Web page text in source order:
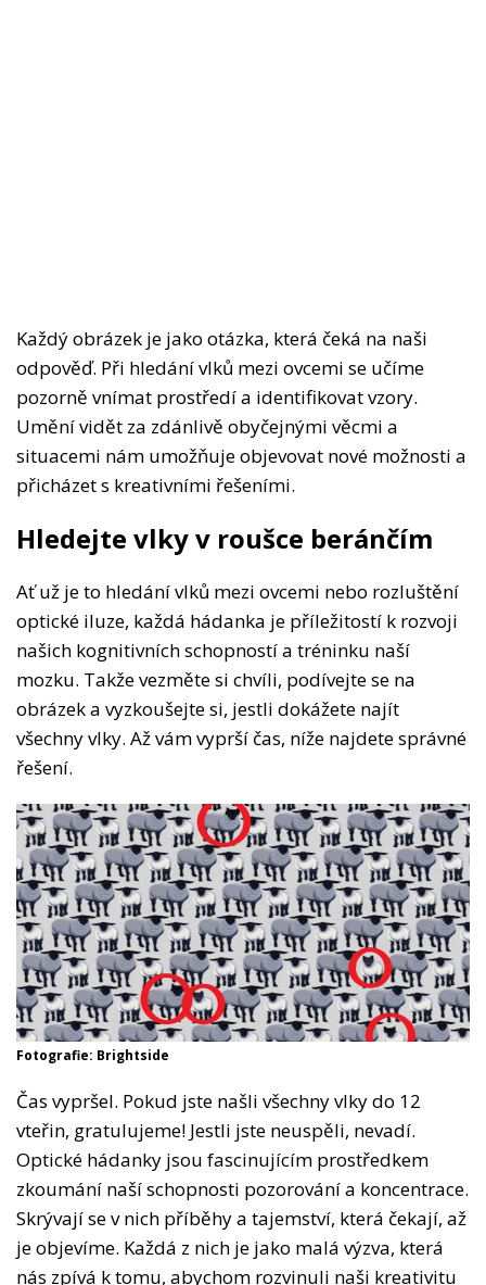
Každý obrázek je jako otázka, která čeká na naši
odpověď. Při hledání vlků mezi ovcemi se učíme
pozorně vnímat prostředí a identifikovat vzory.
Umění vidět za zdánlivě obyčejnými věcmi a
situacemi nám umožňuje objevovat nové možnosti a
přicházet s kreativními řešeními.
Hledejte vlky v roušce beránčím
Ať už je to hledání vlků mezi ovcemi nebo rozluštění
optické iluze, každá hádanka je příležitostí k rozvoji
našich kognitivních schopností a tréninku naší
mozku. Takže vezměte si chvíli, podívejte se na
obrázek a vyzkoušejte si, jestli dokážete najít
všechny vlky. Až vám vyprší čas, níže najdete správné
řešení.
Fotografie: Brightside
Čas vypršel. Pokud jste našli všechny vlky do 12
vteřin, gratulujeme! Jestli jste neuspěli, nevadí.
Optické hádanky jsou fascinujícím prostředkem
zkoumání naší schopnosti pozorování a koncentrace.
Skrývají se v nich příběhy a tajemství, která čekají, až
je objevíme. Každá z nich je jako malá výzva, která
nás zpívá k tomu, abychom rozvinuli naši kreativitu